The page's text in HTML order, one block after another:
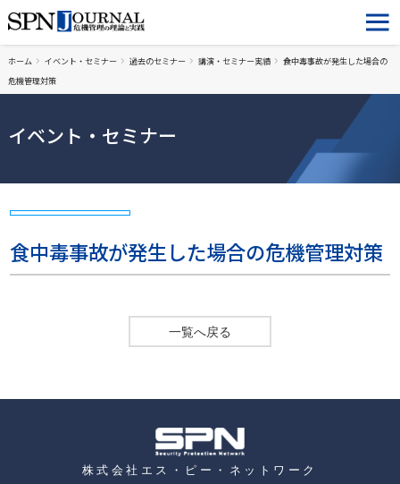
ホーム イベント・セミナー 過去のセミナー 講演・セミナー実績
食中毒事故が発生した場合の
危機管理対策
イベント・セミナー
食中毒事故が発生した場合の危機管理対策
一覧へ戻る
株式会社エス・ピー・ネットワーク